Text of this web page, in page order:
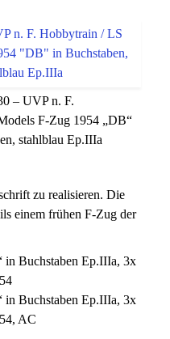
– UVP n. F.
F-Zug 1954 „DB“
stahlblau Ep.IIIa
zu realisieren. Die
einem frühen F-Zug der
Buchstaben Ep.IIIa, 3x
Buchstaben Ep.IIIa, 3x
AC